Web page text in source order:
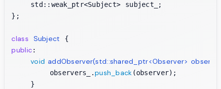
    std::weak_ptr<Subject> subject_;
};
class Subject
public:
void addObserver(std::shared_ptr<Observer>
        observers_.
push_back (observer);
    }